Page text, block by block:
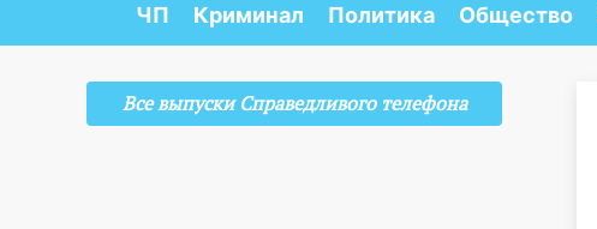
ЧП Криминал Политика Общество
Все выпуски Справедливого телефона